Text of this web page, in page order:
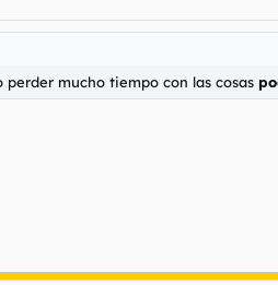
mucho tiempo con las cosas